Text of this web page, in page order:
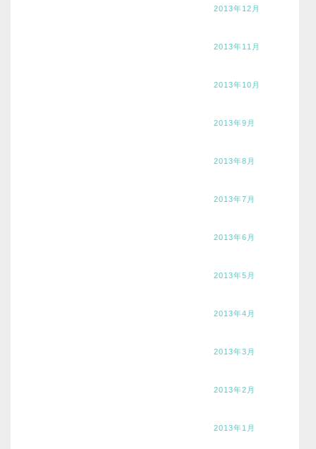
2013年12月
2013年11月
2013年10月
2013年9月
2013年8月
2013年7月
2013年6月
2013年5月
2013年4月
2013年3月
2013年2月
2013年1月